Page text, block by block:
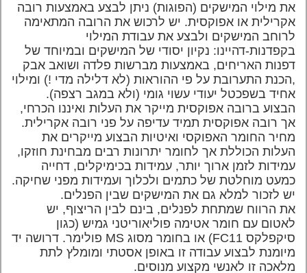
את מילוי המישקים (הפוגות) ניתן לבצע באמצעות רובה
אקרילית או אפוקסית. יש לרכוש את הרובה המתאימה
לרוחב המישקים ולבצע את עבודת המילוי
בקפדנות-דהיינו: נקיון יסודי של המישקים ובמיוחד של
דפנות האריחים, באמצעות מברשות פלדה ושואב אבק
,הכנת התערובת על פי ההוראות (לא דלילה מדי !) ומילוי
אחיד בשפכטל יעודי עשוי גומי (ולא במגב רצפה).
הבצוע ברובה אפוקסית מייקר את העלות ואיננו הכרחי,
אך רובה אפוקסית תמיד עדיפה על פני רובה אקרילית.
מחיר החומר האפוקסי ואיטיות הבצוע מייקרים את
העלות הכוללת אך לחומר יתרונות רבים מבחינת חוזקו,
עמידות לזמן ארוך יותר, עמידות בכימיקלים, דחייה
כמעט מוחלטת של כתמים ולכלוך ועמידות מפני שחיקה.
יש לזכור למלא גם את המישקים שבין הפנלים.
את הרווח שמתחת לפנלים, בינם לבין הריצוף, יש
לאטום עם חומר אטימה פוליאוריטני גמיש (כגון
סיקפלקס 11
FC) או בחומר מסוג MS פולימר. דרושה יד
מיומנת לבצוע עבודה זו באופן אסטתי ומומלץ לתת
מלאכה זו לאנשי מקצוע מנוסים.